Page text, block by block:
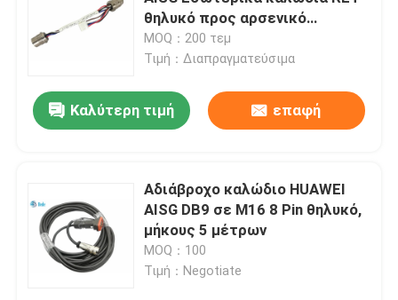
θηλυκό προς αρσενικό
παρατεταμένο κέλυφος
MOQ：200 τεμ
Τιμή：Διαπραγματεύσιμα
Καλύτερη τιμή επαφή
Αδιάβροχο καλώδιο HUAWEI
AISG DB9 σε M16 8 Pin θηλυκό,
μήκους 5 μέτρων
MOQ：100
Τιμή：Negotiate